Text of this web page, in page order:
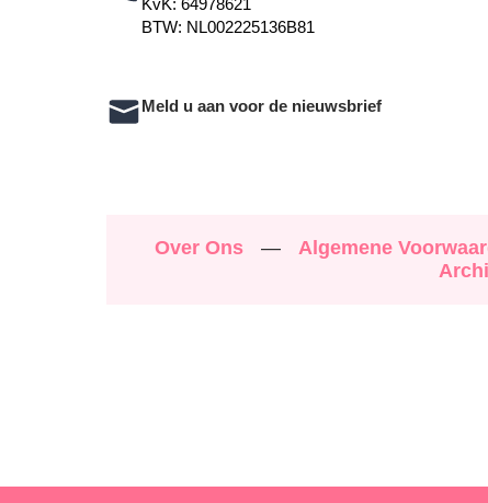
KvK: 64978621
BTW: NL002225136B81
Meld u aan voor de nieuwsbrief
Over Ons — Algemene